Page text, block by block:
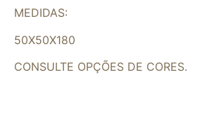
MEDIDAS:
50X50X180
CONSULTE OPÇÕES DE CORES.